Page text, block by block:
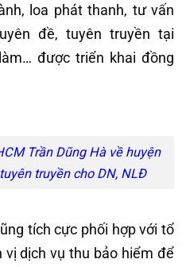
loa phát thanh, tư vấn
đề, tuyên truyền tại
được triển khai đồng
Trần Dũng Hà về huyện
truyền cho DN, NLĐ
tích cực phối hợp với tổ
dịch vụ thu bảo hiểm để